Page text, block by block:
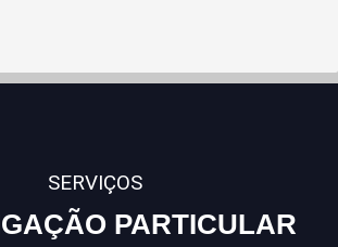
SERVIÇOS
PARTICULAR